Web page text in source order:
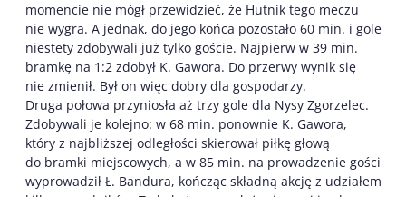
momencie nie mógł przewidzieć, że Hutnik tego meczu
nie wygra. A jednak, do jego końca pozostało 60 min. i gole
niestety zdobywali już tylko goście. Najpierw w 39 min.
bramkę na 1:2 zdobył K. Gawora. Do przerwy wynik się
nie zmienił. Był on więc dobry dla gospodarzy.
Druga połowa przyniosła aż trzy gole dla Nysy Zgorzelec.
Zdobywali je kolejno: w 68 min. ponownie K. Gawora,
który z najbliższej odległości skierował piłkę głową
do bramki miejscowych, a w 85 min. na prowadzenie gości
wyprowadził Ł. Bandura, kończąc składną akcję z udziałem